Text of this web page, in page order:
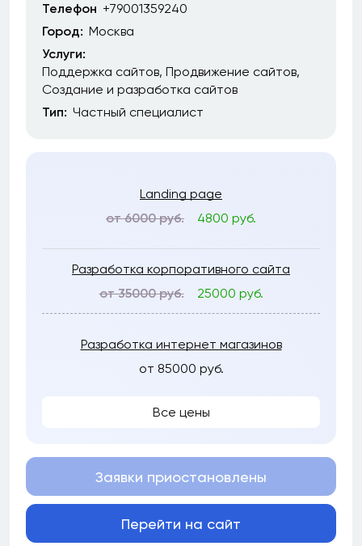
Телефон +79001359240
Город: Москва
Услуги:
Поддержка сайтов Продвижение сайтов
Создание и разработка сайтов
Тип: Частный специалист
Landing page
от 6000 руб.
4800 руб.
Разработка корпоративного сайта
от 35000 руб.
25000 руб.
Разработка интернет магазинов
от 85000 руб.
Все цены
Заявки приостановлены
Перейти на сайт